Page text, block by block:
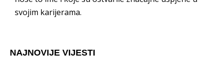
svojim karijerama.
NAJNOVIJE VIJESTI